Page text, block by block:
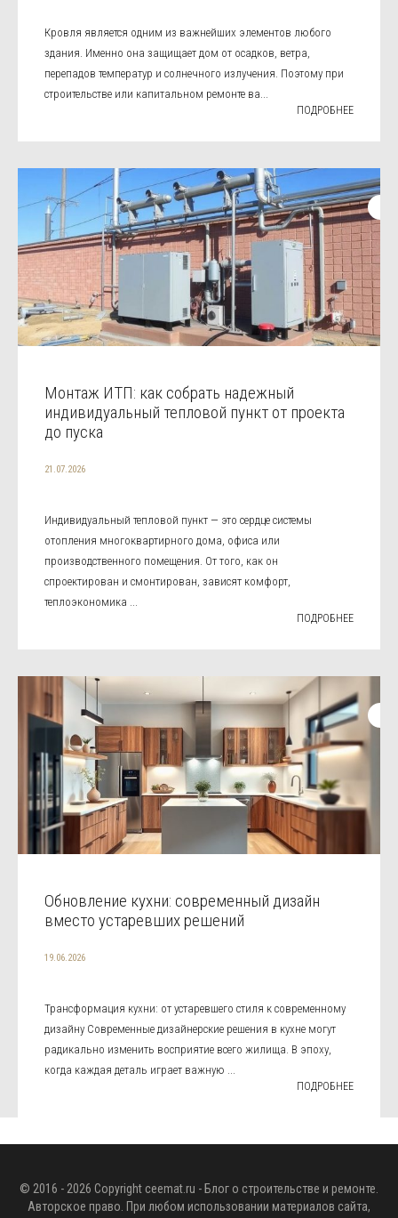
Кровля является одним из важнейших элементов любого
здания. Именно она защищает дом от осадков, ветра,
перепадов температур и солнечного излучения. Поэтому при
строительстве или капитальном ремонте ва...
ПОДРОБНЕЕ
Монтаж ИТП: как собрать надежный
индивидуальный тепловой пункт от проекта
до пуска
21.07.2026
Индивидуальный тепловой пункт — это сердце системы
отопления многоквартирного дома, офиса или
производственного помещения. От того, как он
спроектирован и смонтирован, зависят комфорт,
теплоэкономика ...
ПОДРОБНЕЕ
Обновление кухни: современный дизайн
вместо устаревших решений
19.06.2026
Трансформация кухни: от устаревшего стиля к современному
дизайну Современные дизайнерские решения в кухне могут
радикально изменить восприятие всего жилища. В эпоху,
когда каждая деталь играет важную ...
ПОДРОБНЕЕ
© 2016 - 2026 Copyright ceemat.ru - Блог о строительстве и ремонте.
Авторское право. При любом использовании материалов сайта,